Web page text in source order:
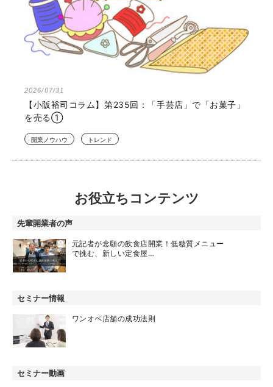
2026/07/31
【小阪裕司コラム】第235回：「手芸店」で「お菓子」
を売る①
開業ノウハウ トレンド
お役立ちコンテンツ
先輩開業者の声
元記者が念願の飲食店開業！低糖質メニュー
で挑む、新しい定食屋…
セミナー情報
ワンオペ店舗の成功法則
セミナー動画